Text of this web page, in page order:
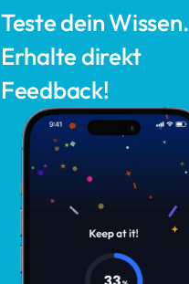
Teste dein Wissen.
Erhalte direkt
Feedback!